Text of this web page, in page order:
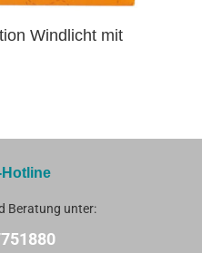
Windlicht mit
Beratung unter: